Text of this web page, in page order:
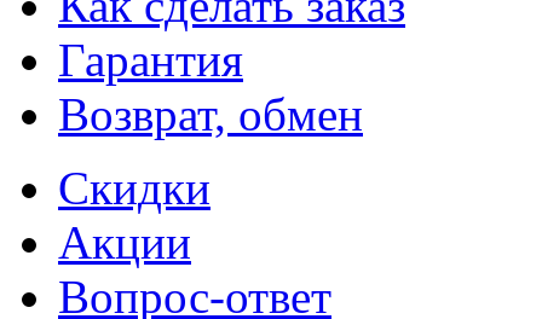
Гарантия
Возврат, обмен
Скидки
Акции
Вопрос-ответ